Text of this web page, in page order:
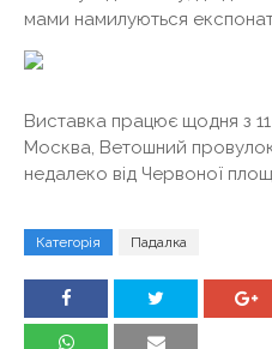
мами намилуються
Виставка працює щодня з
Москва, Ветошний
недалеко від Червоної
Категорія Падалка